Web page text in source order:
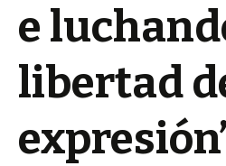
e
libertad
expresión’